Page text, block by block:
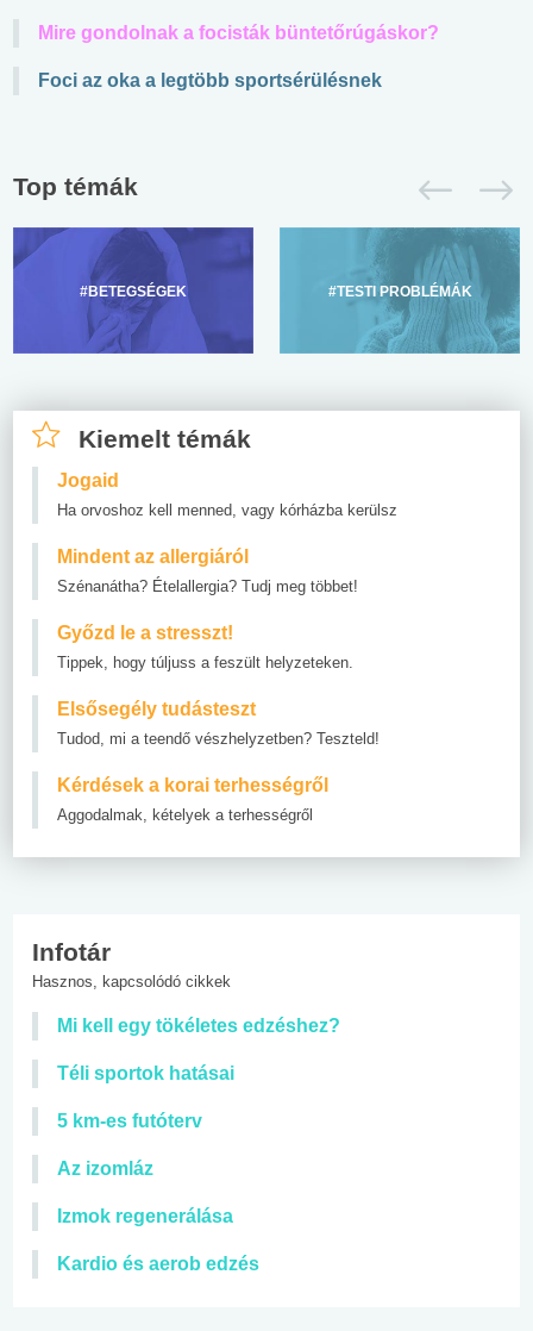
Mire gondolnak a focisták büntetőrúgáskor?
Foci az oka a legtöbb sportsérülésnek
Top témák
#BETEGSÉGEK #TESTI PROBLÉMÁK
Kiemelt témák
Jogaid
Ha orvoshoz kell menned, vagy kórházba kerülsz
Mindent az allergiáról
Szénanátha? Ételallergia? Tudj meg többet!
Győzd le a stresszt!
Tippek, hogy túljuss a feszült helyzeteken.
Elsősegély tudásteszt
Tudod, mi a teendő vészhelyzetben? Teszteld!
Kérdések a korai terhességről
Aggodalmak, kételyek a terhességről
Infotár
Hasznos, kapcsolódó cikkek
Mi kell egy tökéletes edzéshez?
Téli sportok hatásai
5 km-es futóterv
Az izomláz
Izmok regenerálása
Kardio és aerob edzés